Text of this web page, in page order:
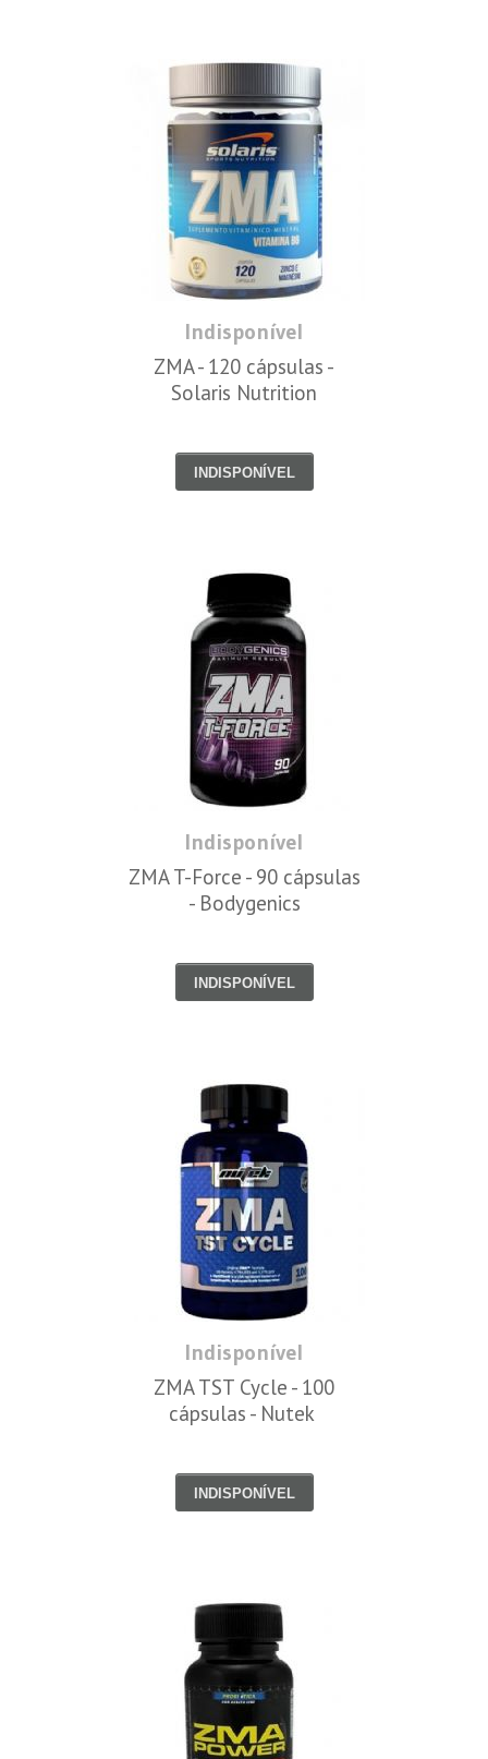
Indisponível
ZMA - 120 cápsulas -
Solaris Nutrition
INDISPONÍVEL
Indisponível
ZMA T-Force - 90 cápsulas
- Bodygenics
INDISPONÍVEL
Indisponível
ZMA TST Cycle - 100
cápsulas - Nutek
INDISPONÍVEL